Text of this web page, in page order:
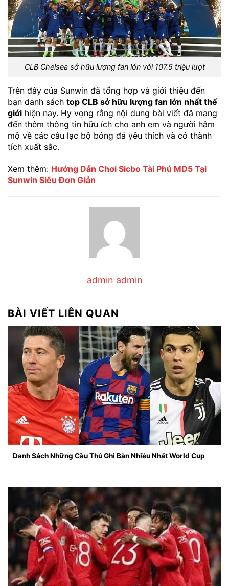
CLB Chelsea sở hữu lượng fan lớn với 107.5 triệu lượt
Trên đây của Sunwin đã tổng hợp và giới thiệu đến
bạn danh sách top CLB sở hữu lượng fan lớn nhất thế
giới hiện nay. Hy vọng rằng nội dung bài viết đã mang
đến thêm thông tin hữu ích cho anh em và người hâm
mộ về các câu lạc bộ bóng đá yêu thích và có thành
tích xuất sắc.
Xem thêm: Hướng Dẫn Chơi Sicbo Tài Phú MD5 Tại
Sunwin Siêu Đơn Giản
admin admin
BÀI VIẾT LIÊN QUAN
Danh Sách Những Cầu Thủ Ghi Bàn Nhiều Nhất World Cup